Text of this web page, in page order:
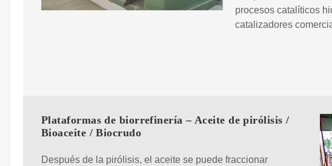
procesos catalíticos
catalizadores
Plataformas de biorrefinería – Aceite de pirólisis /
Bioaceite / Biocrudo
Después de la pirólisis, el aceite se puede fraccionar